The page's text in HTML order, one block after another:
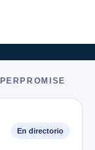
En directorio